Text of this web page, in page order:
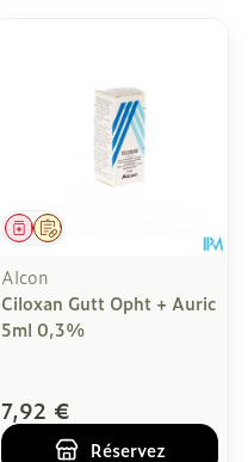
Sur prescription
Médicament
Alcon
Ciloxan Gutt Opht + Auric
5ml 0,3%
7,92 €
Réservez